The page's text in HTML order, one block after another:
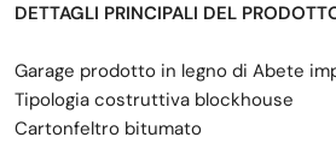
DETTAGLI PRINCIPALI DEL
Garage prodotto in legno di Abete
Tipologia costruttiva blockhouse
Cartonfeltro bitumato